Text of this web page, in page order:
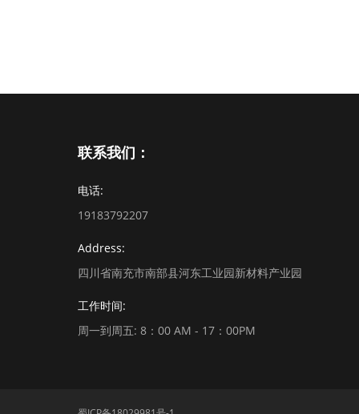
联系我们：
电话:
19183792207
Address:
四川省南充市南部县河东工业园新材料产业园
工作时间:
周一到周五: 8：00 AM - 17：00PM